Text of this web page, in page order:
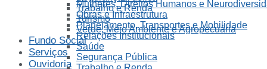
Trabalho e Renda
Turismo
Verde, Meio Ambiente e Agropecuária
Fundo Social
Serviços
Ouvidoria
Mulheres, Direitos Humanos e
Obras e Infraestrutura
Planejamento, Transportes e Mobilidade
Relações Institucionais
Saúde
Segurança Pública